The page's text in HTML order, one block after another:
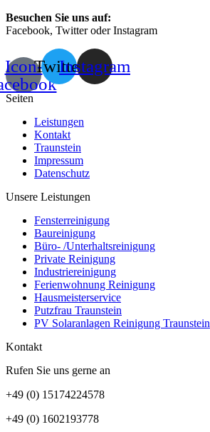
Besuchen Sie uns auf:
Facebook, Twitter oder Instagram
Icon-TwitterInstagram
Seiten
Leistungen
Kontakt
Traunstein
Impressum
Datenschutz
Unsere Leistungen
Fensterreinigung
Baureinigung
Büro- /Unterhaltsreinigung
Private Reinigung
Industriereinigung
Ferienwohnung Reinigung
Hausmeisterservice
Putzfrau Traunstein
PV Solaranlagen Reinigung Traunstein
Kontakt
Rufen Sie uns gerne an
+49 (0) 15174224578
+49 (0) 1602193778